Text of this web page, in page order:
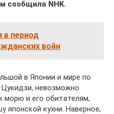
сообщила NHK.
в период
войн
в Японии и мире по
невозможно
морю и его обитателям,
японской кухни. Наверное,